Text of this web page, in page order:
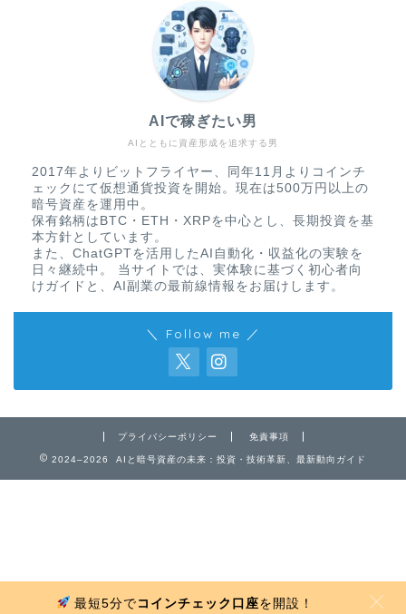
AIとともに資産形成を追求する男
AIで稼ぎたい男
2017年よりビットフライヤー、同年11月よりコインチ
ェックにて仮想通貨投資を開始。現在は500万円以上の
暗号資産を運用中。
保有銘柄はBTC・ETH・XRPを中心とし、長期投資を基
本方針としています。
また、ChatGPTを活用したAI自動化・収益化の実験を
日々継続中。 当サイトでは、実体験に基づく初心者向
けガイドと、AI副業の最前線情報をお届けします。
＼ Follow me ／
プライバシーポリシー 免責事項
2024–2026 AIと暗号資産の未来：投資・技術革新、最新動向ガイド
免責事項
最短5分でコインチェック口座を開設！